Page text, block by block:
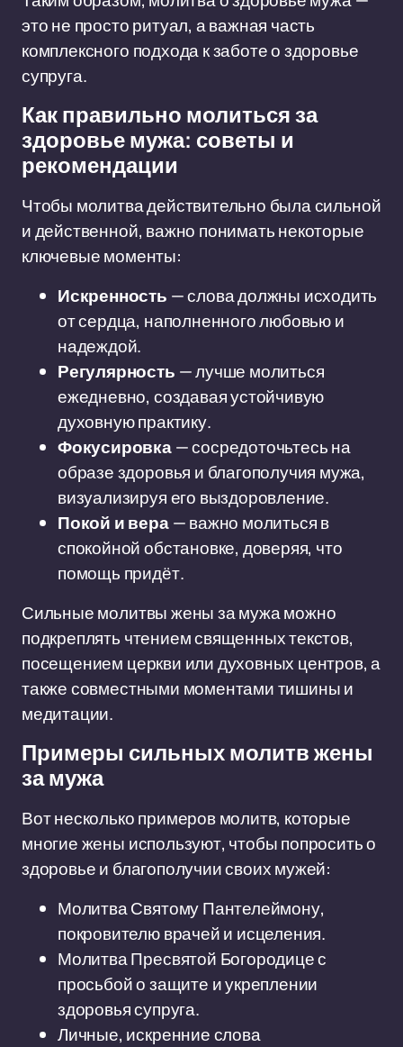
это не просто ритуал, а важная часть
комплексного подхода к заботе о здоровье
супруга.
Как правильно молиться за
здоровье мужа: советы и
рекомендации
Чтобы молитва действительно была сильной
и действенной, важно понимать некоторые
ключевые моменты:
Искренность — слова должны исходить
от сердца, наполненного любовью и
надеждой.
Регулярность — лучше молиться
ежедневно, создавая устойчивую
духовную практику.
Фокусировка— сосредоточьтесь на
образе здоровья и благополучия мужа,
визуализируя его выздоровление.
Покой и вера— важно молиться в
спокойной обстановке, доверяя, что
помощь придёт.
Сильные молитвы жены за мужа можно
подкреплять чтением священных текстов,
посещением церкви или духовных центров, а
также совместными моментами тишины и
медитации.
Примеры сильных молитв жены
за мужа
Вот несколько примеров молитв, которые
многие жены используют, чтобы попросить о
здоровье и благополучии своих мужей:
Молитва Святому Пантелеймону,
покровителю врачей и исцеления.
Молитва Пресвятой Богородице с
просьбой о защите и укреплении
здоровья супруга.
Личные, искренние слова